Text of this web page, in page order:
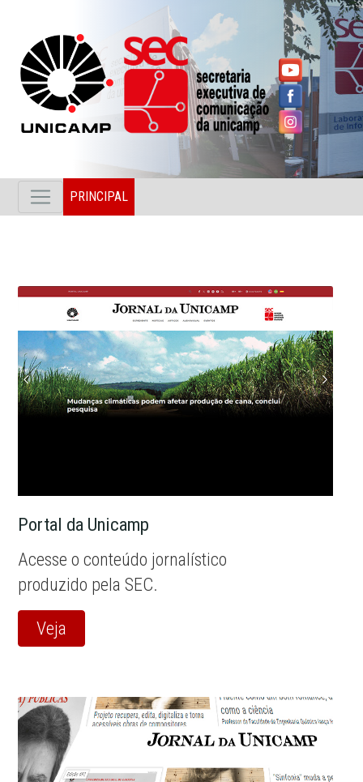
PRINCIPAL
Portal da Unicamp
Acesse o conteúdo jornalístico
produzido pela SEC.
Veja